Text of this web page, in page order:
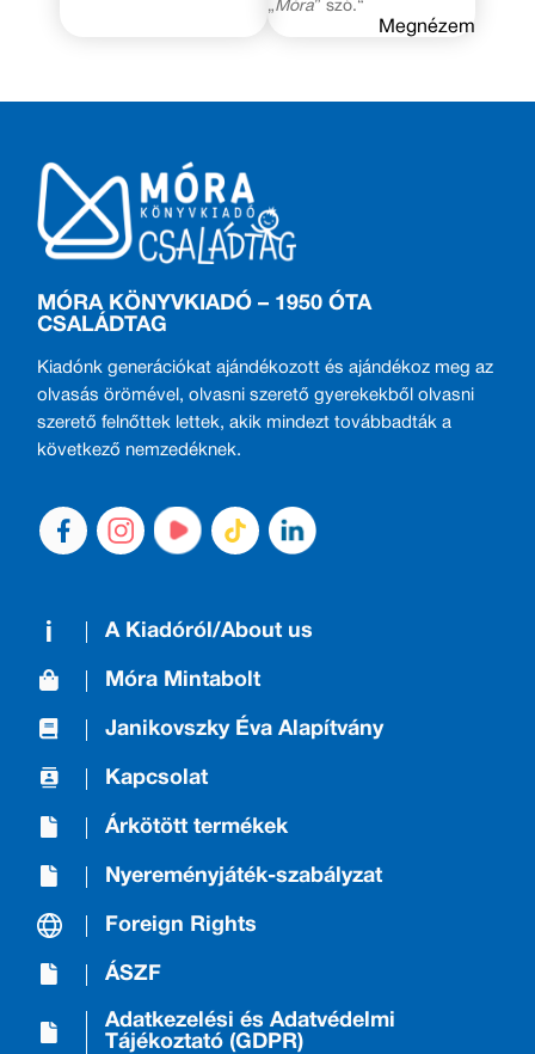
„Móra” szó.“
Megnézem
MÓRA KÖNYVKIADÓ – 1950 ÓTA
CSALÁDTAG
Kiadónk generációkat ajándékozott és ajándékoz meg az
olvasás örömével, olvasni szerető gyerekekből olvasni
szerető felnőttek lettek, akik mindezt továbbadták a
következő nemzedéknek.
A Kiadóról/About us
Móra Mintabolt
Janikovszky Éva Alapítvány
Kapcsolat
Árkötött termékek
Nyereményjáték-szabályzat
Foreign Rights
ÁSZF
Adatkezelési és Adatvédelmi
Tájékoztató (GDPR)